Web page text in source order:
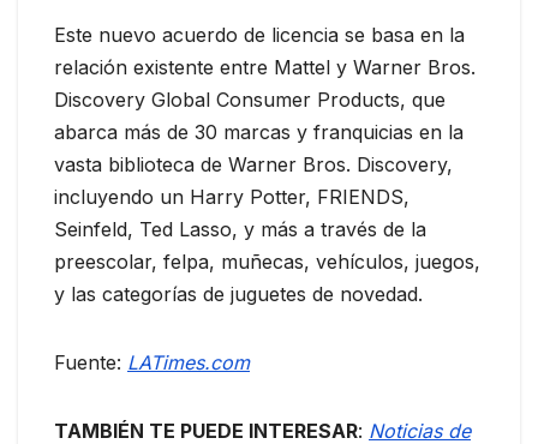
Este nuevo acuerdo de licencia se basa en la
relación existente entre Mattel y Warner Bros.
Discovery Global Consumer Products, que
abarca más de 30 marcas y franquicias en la
vasta biblioteca de Warner Bros. Discovery,
incluyendo un Harry Potter, FRIENDS,
Seinfeld, Ted Lasso, y más a través de la
preescolar, felpa, muñecas, vehículos, juegos,
y las categorías de juguetes de novedad.
Fuente: LATimes.com
TAMBIÉN TE PUEDE INTERESAR: Noticias de